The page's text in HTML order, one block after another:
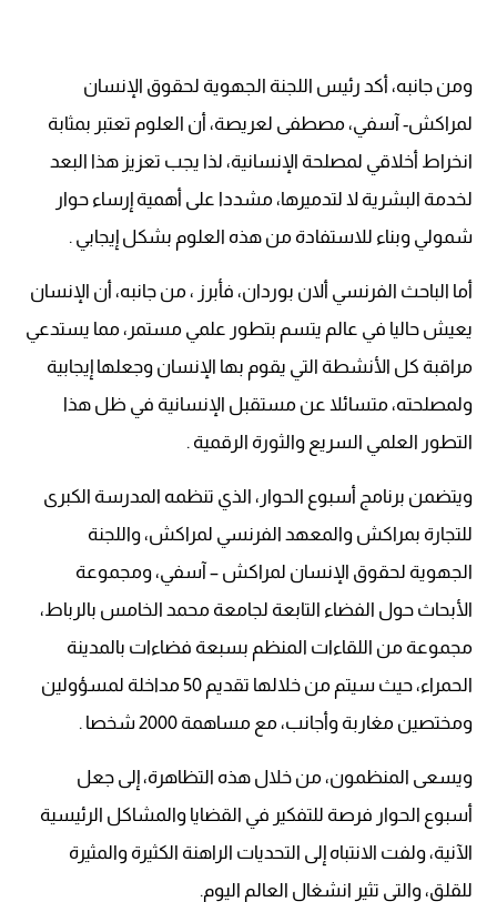
ومن جانبه، أكد رئيس اللجنة الجهوية لحقوق الإنسان
لمراكش- آسفي، مصطفى لعريصة، أن العلوم تعتبر بمثابة
انخراط أخلاقي لمصلحة الإنسانية، لذا يجب تعزيز هذا البعد
لخدمة البشرية لا لتدميرها، مشددا على أهمية إرساء حوار
شمولي وبناء للاستفادة من هذه العلوم بشكل إيجابي .
أما الباحث الفرنسي ألان بوردان، فأبرز ، من جانبه، أن الإنسان
يعيش حاليا في عالم يتسم بتطور علمي مستمر، مما يستدعي
مراقبة كل الأنشطة التي يقوم بها الإنسان وجعلها إيجابية
ولمصلحته، متسائلا عن مستقبل الإنسانية في ظل هذا
التطور العلمي السريع والثورة الرقمية .
ويتضمن برنامج أسبوع الحوار، الذي تنظمه المدرسة الكبرى
للتجارة بمراكش والمعهد الفرنسي لمراكش، واللجنة
الجهوية لحقوق الإنسان لمراكش – آسفي، ومجموعة
الأبحاث حول الفضاء التابعة لجامعة محمد الخامس بالرباط،
مجموعة من اللقاءات المنظم بسبعة فضاءات بالمدينة
الحمراء، حيث سيتم من خلالها تقديم 50 مداخلة لمسؤولين
ومختصين مغاربة وأجانب، مع مساهمة 2000 شخصا .
ويسعى المنظمون، من خلال هذه التظاهرة، إلى جعل
أسبوع الحوار فرصة للتفكير في القضايا والمشاكل الرئيسية
الآنية، ولفت الانتباه إلى التحديات الراهنة الكثيرة والمثيرة
للقلق، والتي تثير انشغال العالم اليوم.